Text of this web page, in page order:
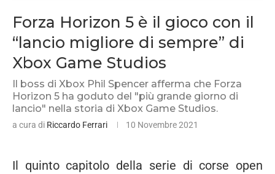
Forza Horizon 5 è il gioco con il
“lancio migliore di sempre” di
Xbox Game Studios
Il boss di Xbox Phil Spencer afferma che Forza
Horizon 5 ha goduto del "più grande giorno di
lancio" nella storia di Xbox Game Studios.
a cura di Riccardo Ferrari 10 Novembre 2021
Il quinto capitolo della serie di corse open